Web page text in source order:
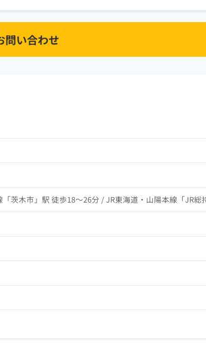
問い合わせ
茨木市」駅 徒歩18～26分 / JR東海道・山陽本線「JR総